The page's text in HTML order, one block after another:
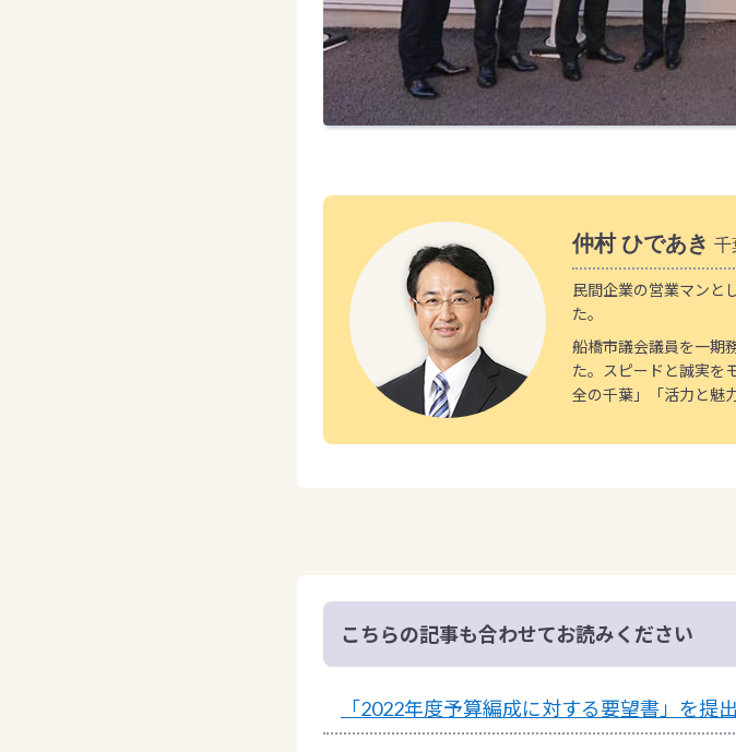
仲村 ひであき 千
民間企業の営業マンと
た。
船橋市議会議員を一期
た。スピードと誠実を
全の千葉」「活力と魅
こちらの記事も合わせてお読みください
「2022年度予算編成に対する要望書」を提